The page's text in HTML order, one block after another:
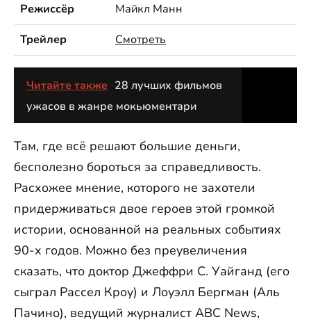
Режиссёр
Майкл Манн
Трейлер
Смотреть
Читайте также 28 лучших фильмов
ужасов в жанре мокьюментари
Там, где всё решают большие деньги,
бесполезно бороться за справедливость.
Расхожее мнение, которого не захотели
придерживаться двое героев этой громкой
истории, основанной на реальных событиях
90-х годов. Можно без преувеличения
сказать, что доктор Джеффри С. Уайганд (его
сыграл Рассел Кроу) и Лоуэлл Бергман (Аль
Пачино), ведущий журналист ABC News,